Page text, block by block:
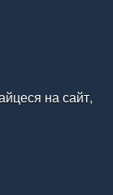
на сайт,